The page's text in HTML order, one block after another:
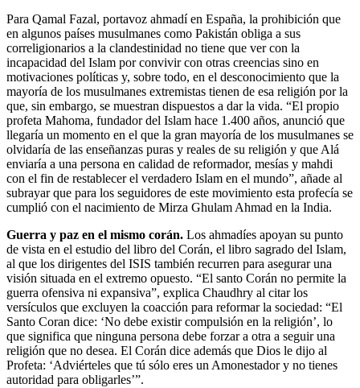
Para Qamal Fazal, portavoz ahmadí en España, la prohibición que
en algunos países musulmanes como Pakistán obliga a sus
correligionarios a la clandestinidad no tiene que ver con la
incapacidad del Islam por convivir con otras creencias sino en
motivaciones políticas y, sobre todo, en el desconocimiento que la
mayoría de los musulmanes extremistas tienen de esa religión por la
que, sin embargo, se muestran dispuestos a dar la vida. “El propio
profeta Mahoma, fundador del Islam hace 1.400 años, anunció que
llegaría un momento en el que la gran mayoría de los musulmanes se
olvidaría de las enseñanzas puras y reales de su religión y que Alá
enviaría a una persona en calidad de reformador, mesías y mahdi
con el fin de restablecer el verdadero Islam en el mundo”, añade al
subrayar que para los seguidores de este movimiento esta profecía se
cumplió con el nacimiento de Mirza Ghulam Ahmad en la India.
Guerra y paz en el mismo corán. Los ahmadíes apoyan su punto
de vista en el estudio del libro del Corán, el libro sagrado del Islam,
al que los dirigentes del ISIS también recurren para asegurar una
visión situada en el extremo opuesto. “El santo Corán no permite la
guerra ofensiva ni expansiva”, explica Chaudhry al citar los
versículos que excluyen la coacción para reformar la sociedad: “El
Santo Coran dice: ‘No debe existir compulsión en la religión’, lo
que significa que ninguna persona debe forzar a otra a seguir una
religión que no desea. El Corán dice además que Dios le dijo al
Profeta: ‘Adviérteles que tú sólo eres un Amonestador y no tienes
autoridad para obligarles’”.